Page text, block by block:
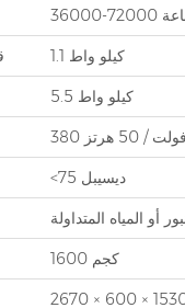
ساعة
1.1 كيلو واط
5.5 كيلو واط
<75 ديسيبل
أو المياه المتداولة
1600 كجم